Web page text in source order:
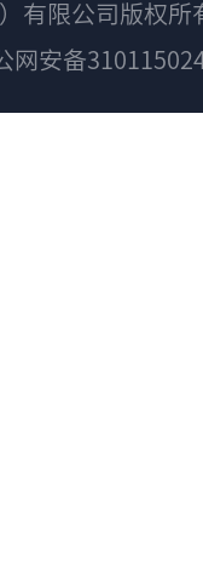
有限公司版权
网安备